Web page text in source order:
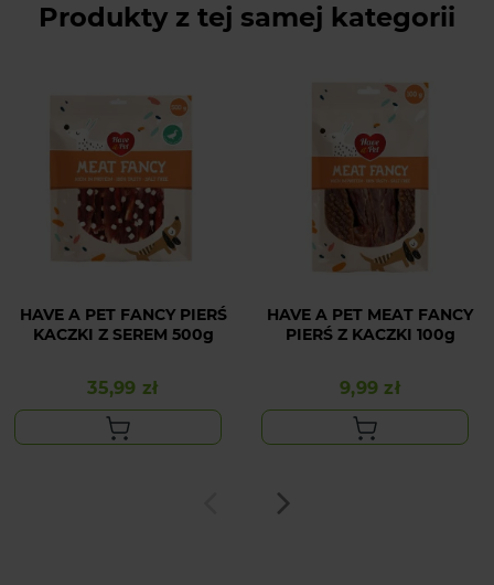
Produkty z tej samej kategorii
HAVE A PET FANCY PIERŚ
KACZKI Z SEREM 500g
Cena
35,99 zł
HAVE A PET MEAT FANCY
PIERŚ Z KACZKI 100g
Cena
9,99 zł